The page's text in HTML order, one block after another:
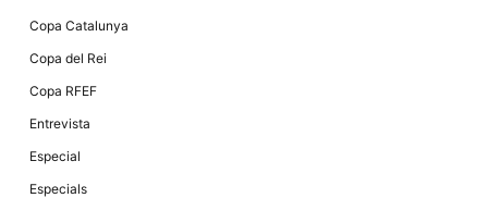
Copa Catalunya
Copa del Rei
Copa RFEF
Entrevista
Especial
Especials